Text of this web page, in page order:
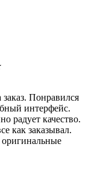
Понравился
интерфейс.
радует качество.
как заказывал.